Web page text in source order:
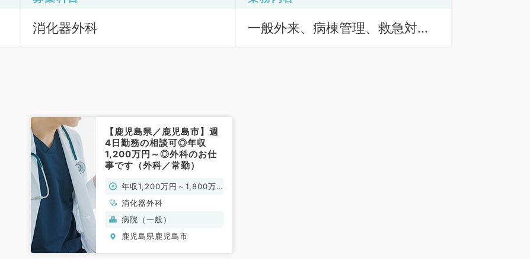
消化器外科
一般外来、病棟管理、救急対
【鹿児島県／鹿児島市】週
4日勤務の相談可◎年収
1,200万円～◎外科のお仕
事です（外科／常勤）
年収1,200万円～1,800万
円
消化器外科
病院（一般）
鹿児島県鹿児島市